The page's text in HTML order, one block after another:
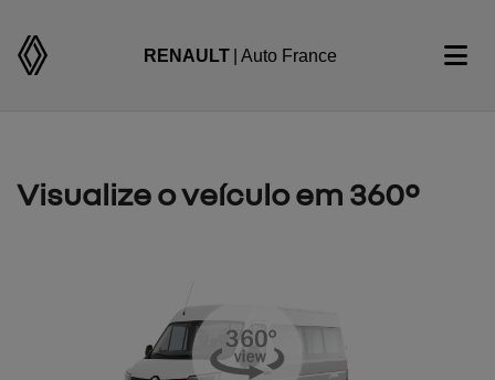
RENAULT | Auto France
Visualize o veículo em 360°